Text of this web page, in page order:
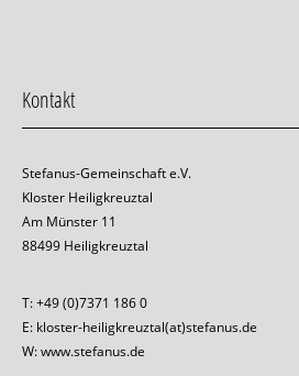
Kontakt
Stefanus-Gemeinschaft e.V.
Kloster Heiligkreuztal
Am Münster 11
88499 Heiligkreuztal
T: +49 (0)7371 186 0
E: kloster-heiligkreuztal(at)stefanus.de
W: www.stefanus.de